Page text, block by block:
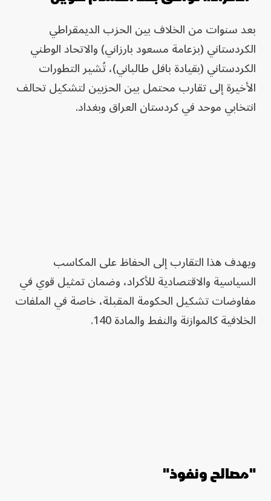
بعد سنوات من الخلاف بين الحزب الديمقراطي
الكردستاني (بزعامة مسعود بارزاني) والاتحاد الوطني
الكردستاني (بقيادة بافل طالباني)، تُشير التطورات
الأخيرة إلى تقارب محتمل بين الحزبين لتشكيل تحالف
انتخابي موحد في كردستان العراق وبغداد.
ويهدف هذا التقارب إلى الحفاظ على المكاسب
السياسية والاقتصادية للأكراد، وضمان تمثيل قوي في
مفاوضات تشكيل الحكومة المقبلة، خاصة في الملفات
الخلافية كالموازنة والنفط والمادة 140.
"مصالح ونفوذ"